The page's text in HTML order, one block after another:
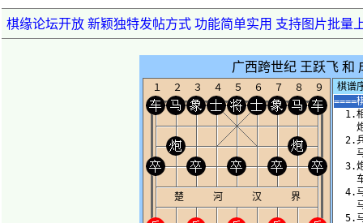
棋缘论坛开放 新颖独特发帖方式 功能简单实用 支持图片批量